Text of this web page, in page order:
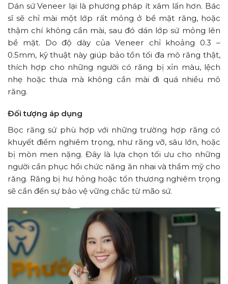
Dán sứ Veneer lại là phương pháp ít xâm lấn hơn. Bác
sĩ sẽ chỉ mài một lớp rất mỏng ở bề mặt răng, hoặc
thậm chí không cần mài, sau đó dán lớp sứ mỏng lên
bề mặt. Do độ dày của Veneer chỉ khoảng 0.3 –
0.5mm, kỹ thuật này giúp bảo tồn tối đa mô răng thật,
thích hợp cho những người có răng bị xỉn màu, lệch
nhẹ hoặc thưa mà không cần mài đi quá nhiều mô
răng.
Đối tượng áp dụng
Bọc răng sứ phù hợp với những trường hợp răng có
khuyết điểm nghiêm trọng, như răng vỡ, sâu lớn, hoặc
bị mòn men nặng. Đây là lựa chọn tối ưu cho những
người cần phục hồi chức năng ăn nhai và thẩm mỹ cho
răng. Răng bị hư hỏng hoặc tổn thương nghiêm trọng
sẽ cần đến sự bảo vệ vững chắc từ mão sứ.